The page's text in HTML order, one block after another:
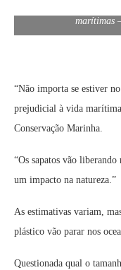
marítimas
“Não importa se estiver
prejudicial à vida
Conservação Marinha.
“Os sapatos vão
um impacto na natureza.”
As estimativas variam,
plástico vão parar nos
Questionada qual o